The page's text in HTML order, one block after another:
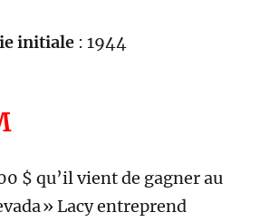
initiale :1944
$ qu’il vient de gagner au
» Lacy entreprend